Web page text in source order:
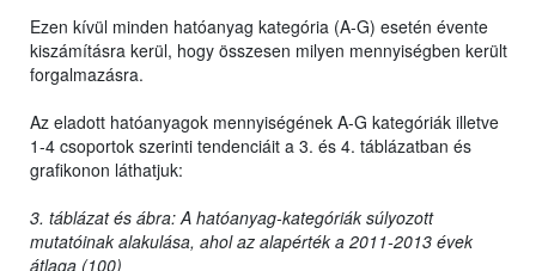
Ezen kívül minden hatóanyag kategória (A-G) esetén évente
kiszámításra kerül, hogy összesen milyen mennyiségben került
forgalmazásra.
Az eladott hatóanyagok mennyiségének A-G kategóriák illetve
1-4 csoportok szerinti tendenciáit a 3. és 4. táblázatban és
grafikonon láthatjuk:
3. táblázat és ábra: A hatóanyag-kategóriák súlyozott
mutatóinak alakulása, ahol az alapérték a 2011-2013 évek
átlaga (100)